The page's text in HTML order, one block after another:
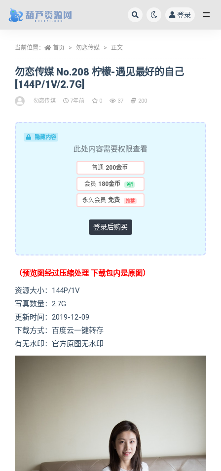
登录
当前位置： 首页 勿恋传媒 正文
勿恋传媒 No.208 柠檬-遇见最好的自己
[144P/1V/2.7G]
勿恋传媒 7年前 0 37 200
隐藏内容
此处内容需要权限查看
普通 200金币
会员 180金币 9折
永久会员 免费 推荐
登录后购买
（预览图经过压缩处理 下载包内是原图）
资源大小：144P/1V
写真数量：2.7G
更新时间：2019-12-09
下载方式：百度云一键转存
有无水印：官方原图无水印